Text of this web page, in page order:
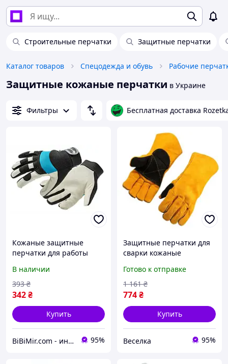
Строительные перчатки Защитные перчатки
Каталог товаров Спецодежда и обувь Рабочие
Защитные кожаные перчатки в Украине
Фильтры Бесплатная доставка
Кожаные защитные
перчатки для работы
в скобках (HT5K730-10)
В наличии
342₴
393 ₴
Купить
BiBiMir.com - интернет-магазин автоаксессуаров 95%
Защитные перчатки для
сварки кожаные
рук от высоких
температур и
механических
повреждений FLAME
Готово к отправке
774₴
1 161 ₴
Купить
Веселка 95%